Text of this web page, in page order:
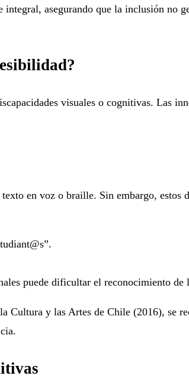
asegurando que la inclusión no
visuales o cognitivas. Las
en voz o braille. Sin embargo, estos
puede dificultar el reconocimiento de
Cultura y las Artes de Chile (2016), se